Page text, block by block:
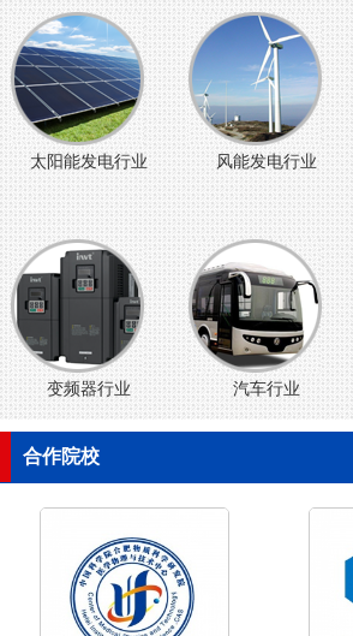
太阳能发电行业 风能发电行业
变频器行业 汽车行业
合作院校